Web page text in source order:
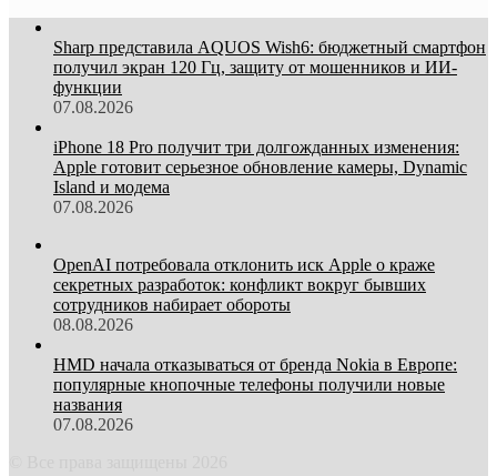
Sharp представила AQUOS Wish6: бюджетный смартфон
получил экран 120 Гц, защиту от мошенников и ИИ-
функции
07.08.2026
iPhone 18 Pro получит три долгожданных изменения:
Apple готовит серьезное обновление камеры, Dynamic
Island и модема
07.08.2026
OpenAI потребовала отклонить иск Apple о краже
секретных разработок: конфликт вокруг бывших
сотрудников набирает обороты
08.08.2026
HMD начала отказываться от бренда Nokia в Европе:
популярные кнопочные телефоны получили новые
названия
07.08.2026